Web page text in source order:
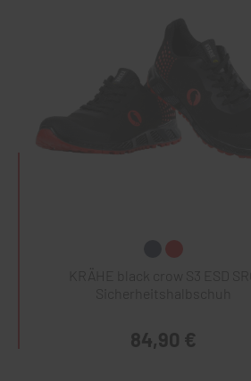
KRÄHE black crow S3 ESD SRC
Sicherheitshalbschuh
84,90 €